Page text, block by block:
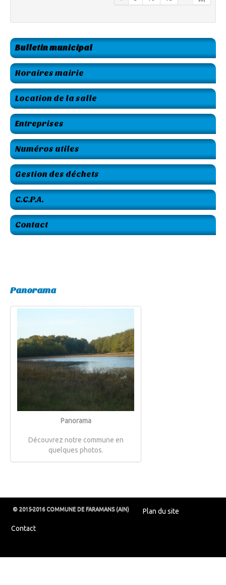
Bulletin municipal
Horaires mairie
Location de la salle
Entreprises
Numéros utiles
Gestion des déchets
C.C.P.A.
Contact
Panorama
Panorama
Découvrez notre commune en
quelques photos.
© 2015-2016 COMMUNE DE FARAMANS (AIN) Plan du site
Contact